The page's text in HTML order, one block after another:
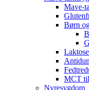
Mave-
Børn
MCT
Nyresygdom